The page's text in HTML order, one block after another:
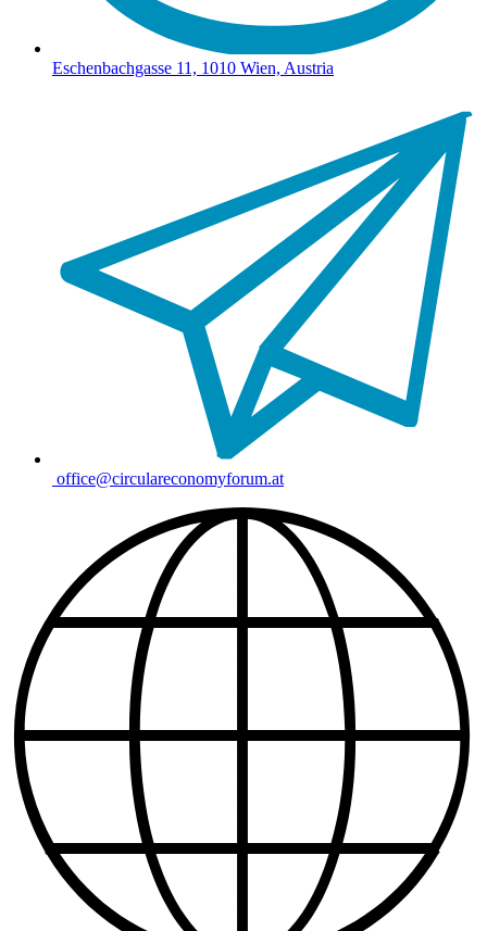
Eschenbachgasse 11, 1010 Wien, Austria
office@circulareconomyforum.at